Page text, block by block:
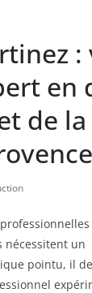
:
en
de
nécessitent un
pointu, il